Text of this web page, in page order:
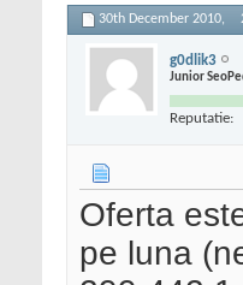
30th December 2010,
g0dlik3
Junior
Reputatie:
Oferta
pe luna